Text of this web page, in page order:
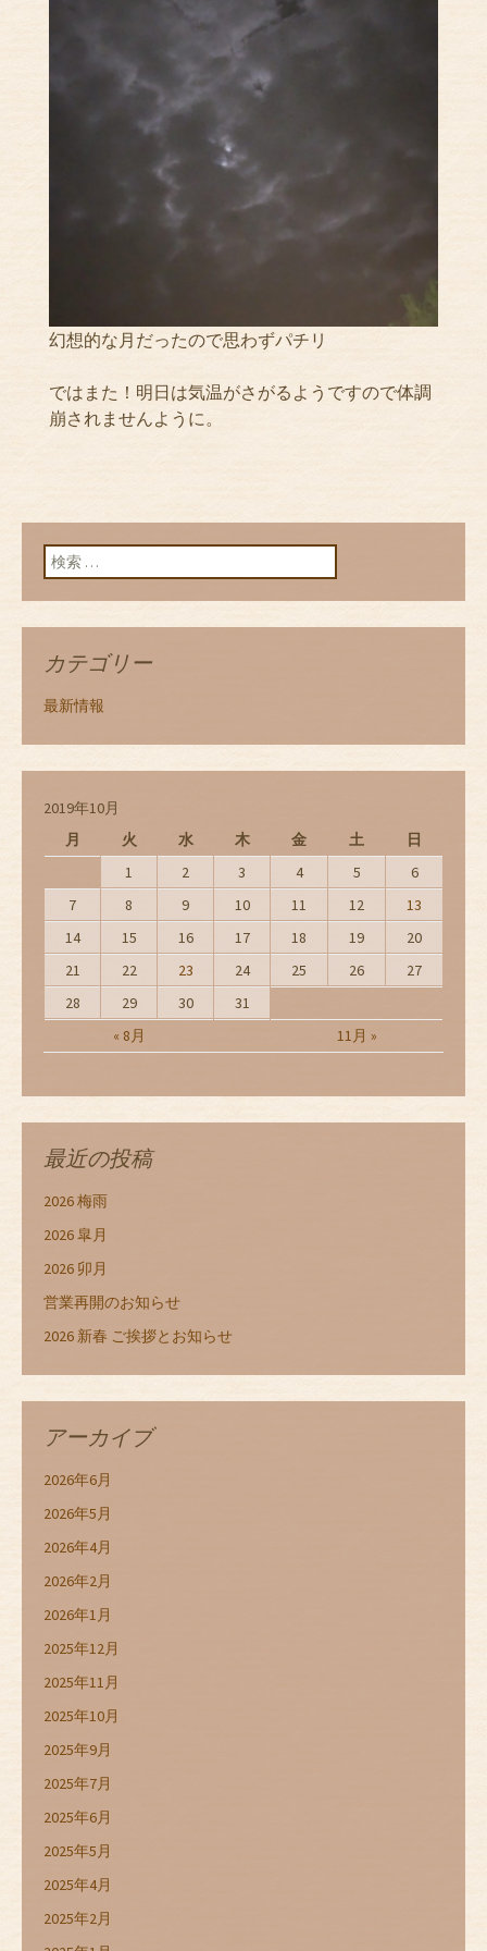
幻想的な月だったので思わずパチリ
ではまた！明日は気温がさがるようですので体調
崩されませんように。
検索:
カテゴリー
最新情報
2019年10月
月
火 水 木 金 土 日
« 8月 11月 »
1 2 3 4 5
6
7
8 9 10 11 12
13
14
15 16 17 18 19
20
21
22 23 24 25 26
27
28
29 30 31
最近の投稿
2026 梅雨
2026 皐月
2026 卯月
営業再開のお知らせ
2026 新春 ご挨拶とお知らせ
アーカイブ
2026年6月
2026年5月
2026年4月
2026年2月
2026年1月
2025年12月
2025年11月
2025年10月
2025年9月
2025年7月
2025年6月
2025年5月
2025年4月
2025年2月